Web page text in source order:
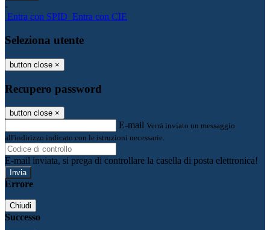
-
Entra con SPID Entra con CIE
Seleziona utente
button close ×
Recupero password
button close ×
E-mail Verrà inviato un messaggio
all'indirizzo indicato con le istruzioni necessarie.
E-mail inviata, si prega di controllare la casella di posta elettronica!
Errore
Chiudi
Successo